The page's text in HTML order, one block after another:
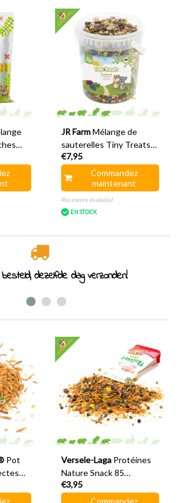
JR Farm Mélange de
sauterelles Tiny Treats
150 grammes
€7,95
Commandez
maintenant
Pas encore évalué(e)
EN STOCK
dezelfde dag verzonden!
Pot
Versele-Laga Protéines
Nature Snack 85
grammes
€3,95
Commandez